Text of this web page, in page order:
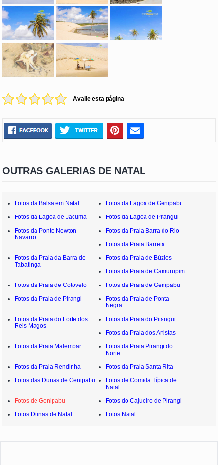
Avalie esta página
OUTRAS GALERIAS DE NATAL
Fotos da Balsa em Natal
Fotos da Lagoa de Genipabu
Fotos da Lagoa de Jacuma
Fotos da Lagoa de Pitangui
Fotos da Ponte Newton
Navarro
Fotos da Praia Barra do Rio
Fotos da Praia Barreta
Fotos da Praia da Barra de
Tabatinga
Fotos da Praia de Búzios
Fotos da Praia de Camurupim
Fotos da Praia de Cotovelo
Fotos da Praia de Genipabu
Fotos da Praia de Pirangi
Fotos da Praia de Ponta
Negra
Fotos da Praia do Forte dos
Reis Magos
Fotos da Praia do Pitangui
Fotos da Praia dos Artistas
Fotos da Praia Malembar
Fotos da Praia Pirangi do
Norte
Fotos da Praia Rendinha
Fotos da Praia Santa Rita
Fotos das Dunas de Genipabu
Fotos de Comida Típica de
Natal
Fotos de Genipabu
Fotos do Cajueiro de Pirangi
Fotos Dunas de Natal
Fotos Natal